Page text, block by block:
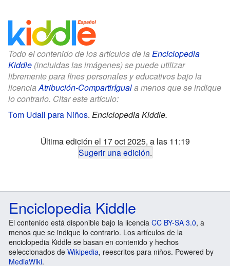
Todo el contenido de los artículos de la Enciclopedia
Kiddle (incluidas las imágenes) se puede utilizar
libremente para fines personales y educativos bajo la
licenciaAtribución-CompartirIguala menos que se indique
lo contrario. Citar este artículo:
Tom Udall para Niños. Enciclopedia Kiddle.
Última edición el 17 oct 2025, a las 11:19
Sugerir una edición.
Enciclopedia Kiddle
El contenido está disponible bajo la licencia CC BY-SA 3.0, a
menos que se indique lo contrario. Los artículos de la
enciclopedia Kiddle se basan en contenido y hechos
seleccionados de Wikipedia, reescritos para niños. Powered by
MediaWiki.